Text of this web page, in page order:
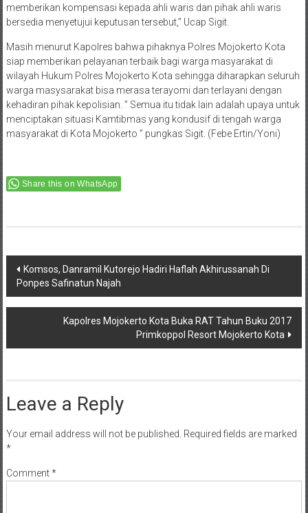
memberikan kompensasi kepada ahli waris dan pihak ahli waris
bersedia menyetujui keputusan tersebut,” Ucap Sigit.
Masih menurut Kapolres bahwa pihaknya Polres Mojokerto Kota
siap memberikan pelayanan terbaik bagi warga masyarakat di
wilayah Hukum Polres Mojokerto Kota sehingga diharapkan seluruh
warga masysarakat bisa merasa terayomi dan terlayani dengan
kehadiran pihak kepolisian. ” Semua itu tidak lain adalah upaya untuk
menciptakan situasi Kamtibmas yang kondusif di tengah warga
masyarakat di Kota Mojokerto ” pungkas Sigit. (Febe Ertin/Yoni)
Share this on WhatsApp
Post
navigation
Komsos, Danramil Kutorejo Hadiri Haflah Akhirussanah Di
Ponpes Safinatun Najah
Kapolres Mojokerto Kota Buka RAT Tahun Buku 2017
Primkoppol Resort Mojokerto Kota
Leave a Reply
Your email address will not be published. Required fields are marked
*
Comment*